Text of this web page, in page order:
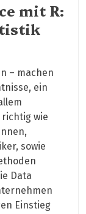
mit R:
– machen
ein
wie
sowie
Data
Einstieg